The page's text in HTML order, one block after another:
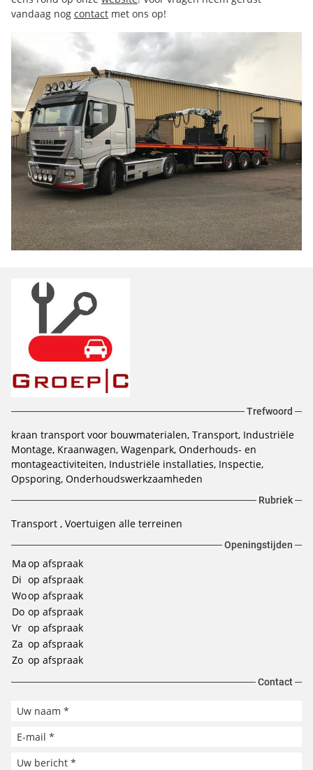
vandaag nog contact met ons op!
Trefwoord
kraan transport voor bouwmaterialen, Transport, Industriële
Montage, Kraanwagen, Wagenpark, Onderhouds- en
montageactiviteiten, Industriële installaties, Inspectie,
Opsporing, Onderhoudswerkzaamheden
Rubriek
Transport Voertuigen alle terreinen
Openingstijden
Maop afspraak
Di op afspraak
Woop afspraak
Do op afspraak
Vr op afspraak
Za op afspraak
Zo op afspraak
Contact